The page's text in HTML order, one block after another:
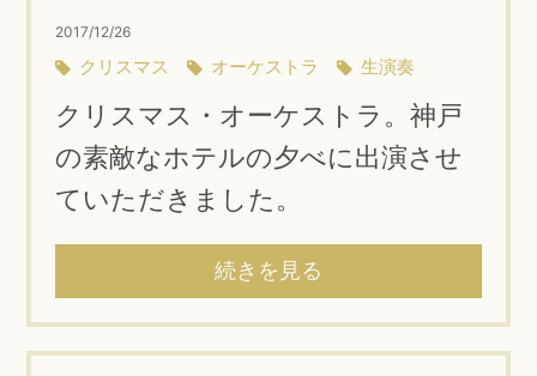
2017/12/26
クリスマス オーケストラ 生演奏
クリスマス・オーケストラ。神戸
の素敵なホテルの夕べに出演させ
ていただきました。
続きを見る